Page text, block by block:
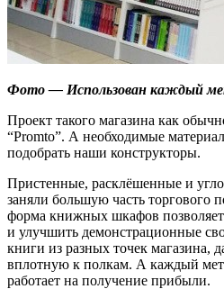
Фото — Использован каждый
Проект такого магазина как
“Promto”. А необходимые
подобрать наши конструкторы.
Пристенные, расклёшенные и
заняли большую часть торгового
форма книжных шкафов позволяет
и улучшить демонстрационные
книги из разных точек магазина,
вплотную к полкам. А каждый
работает на получение прибыли.